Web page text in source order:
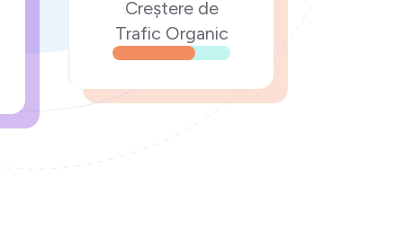
Creștere de
Trafic Organic